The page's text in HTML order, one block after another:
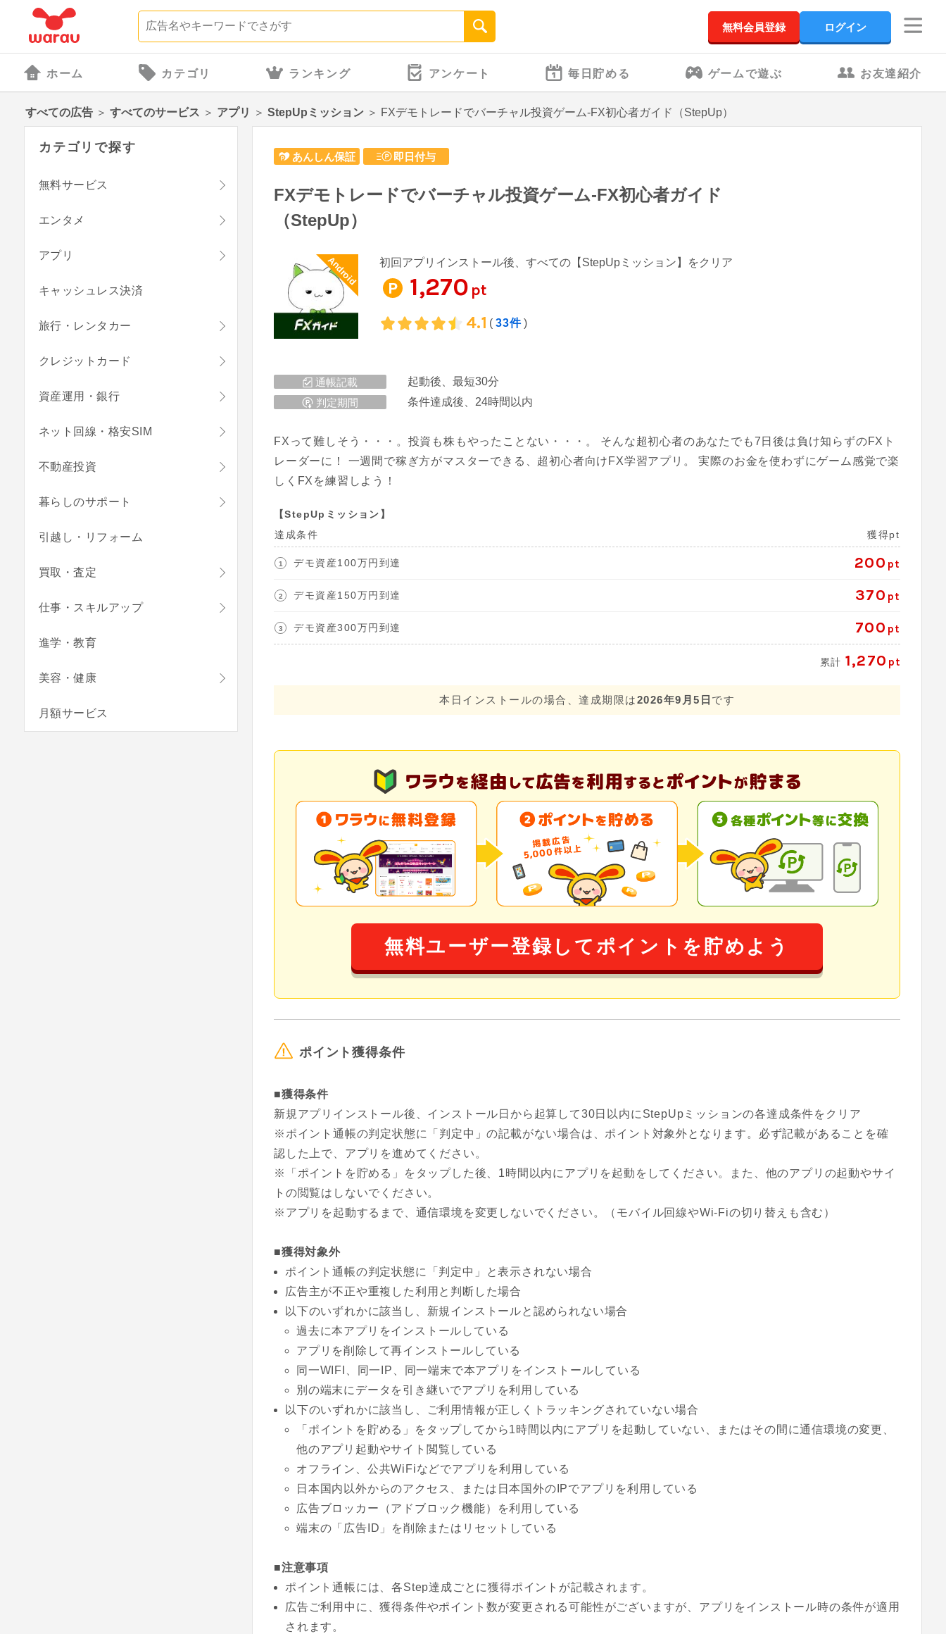
無料会員登録 ログイン
ホーム カテゴリ ランキング アンケート 毎日貯める ゲームで遊ぶ お友達紹介
すべての広告 ＞ すべてのサービス ＞ アプリ ＞ StepUpミッション ＞ FXデモトレードでバーチャル投資ゲーム-FX初心者ガイド（StepUp）
あんしん保証 即日付与
FXデモトレードでバーチャル投資ゲーム-FX初心者ガイド
（StepUp）
Android 初回アプリインストール後、すべての【StepUpミッション】をクリア
1,270 pt
4.1 ( 33件)
通帳記載
起動後、最短30分
判定期間
条件達成後、24時間以内
FXって難しそう・・・。投資も株もやったことない・・・。 そんな超初心者のあなたでも7日後は負け知らずのFXト
レーダーに！ 一週間で稼ぎ方がマスターできる、超初心者向けFX学習アプリ。 実際のお金を使わずにゲーム感覚で楽
しくFXを練習しよう！
【StepUpミッション】
達成条件
獲得pt
デモ資産100万円到達 200 pt
デモ資産150万円到達 370 pt
デモ資産300万円到達 700 pt
累計 1,270 pt
本日インストールの場合、達成期限は2026年9月5日 です
無料ユーザー登録してポイントを貯めよう
ポイント獲得条件
■獲得条件
新規アプリインストール後、インストール日から起算して30日以内にStepUpミッションの各達成条件をクリア
※ポイント通帳の判定状態に「判定中」の記載がない場合は、ポイント対象外となります。必ず記載があることを確
認した上で、アプリを進めてください。
※「ポイントを貯める」をタップした後、1時間以内にアプリを起動をしてください。また、他のアプリの起動やサイ
トの閲覧はしないでください。
※アプリを起動するまで、通信環境を変更しないでください。（モバイル回線やWi-Fiの切り替えも含む）
■獲得対象外
ポイント通帳の判定状態に「判定中」と表示されない場合
広告主が不正や重複した利用と判断した場合
以下のいずれかに該当し、新規インストールと認められない場合
過去に本アプリをインストールしている
アプリを削除して再インストールしている
同一WIFI、同一IP、同一端末で本アプリをインストールしている
別の端末にデータを引き継いでアプリを利用している
以下のいずれかに該当し、ご利用情報が正しくトラッキングされていない場合
「ポイントを貯める」をタップしてから1時間以内にアプリを起動していない、またはその間に通信環境の変更、
他のアプリ起動やサイト閲覧している
オフライン、公共WiFiなどでアプリを利用している
日本国内以外からのアクセス、または日本国外のIPでアプリを利用している
広告ブロッカー（アドブロック機能）を利用している
端末の「広告ID」を削除またはリセットしている
■注意事項
ポイント通帳には、各Step達成ごとに獲得ポイントが記載されます。
広告ご利用中に、獲得条件やポイント数が変更される可能性がございますが、アプリをインストール時の条件が適用
されます。
カテゴリで探す
無料サービス
エンタメ
アプリ
キャッシュレス決済
旅行・レンタカー
クレジットカード
資産運用・銀行
ネット回線・格安SIM
不動産投資
暮らしのサポート
引越し・リフォーム
買取・査定
仕事・スキルアップ
進学・教育
美容・健康
月額サービス